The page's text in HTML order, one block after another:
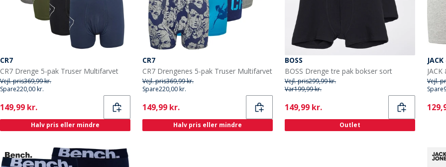
CR7
CR7 Drenge 5-pak Truser Multifarvet
Vejl. pris369,99 kr.
Spare220,00 kr.
Current
149,99 kr.
Halv pris eller mindre
CR7
CR7 Drengenes 5-pak Truser Multifarvet
Vejl. pris369,99 kr.
Spare220,00 kr.
Current
149,99 kr.
Halv pris eller mindre
BOSS
BOSS Drenge tre pak bokser sort
Vejl. pris299,99 kr.
Var199,99 kr.
Current
149,99 kr.
Outlet
Vejl.
Spare